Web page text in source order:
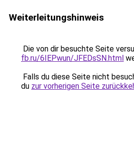
Weiterleitungshinweis
Die von dir besuchte Seite
fb.ru/6IEPwun/JFEDsSN.html
Falls du diese Seite nicht
du zur vorherigen Seite